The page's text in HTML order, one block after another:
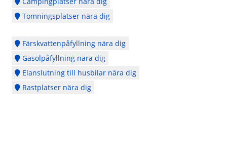
Tömningsplatser nära dig
Färskvattenpåfyllning nära dig
Gasolpåfyllning nära dig
Elanslutning till husbilar nära dig
Rastplatser nära dig